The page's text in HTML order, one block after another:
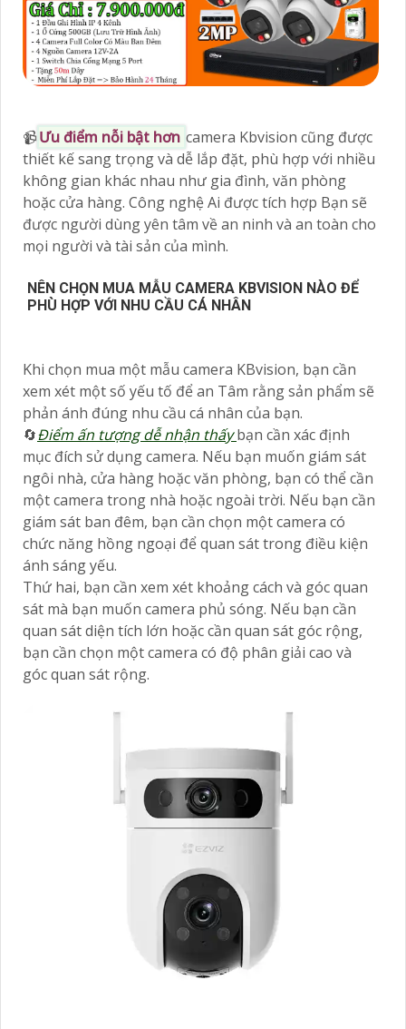
📹Ưu điểm nỗi bật hơn camera Kbvision cũng được
thiết kế sang trọng và dễ lắp đặt, phù hợp với nhiều
không gian khác nhau như gia đình, văn phòng
hoặc cửa hàng. Công nghệ Ai được tích hợp Bạn sẽ
được người dùng yên tâm về an ninh và an toàn cho
mọi người và tài sản của mình.
NÊN CHỌN MUA MẪU CAMERA KBVISION NÀO ĐỂ
PHÙ HỢP VỚI NHU CẦU CÁ NHÂN
Khi chọn mua một mẫu camera KBvision, bạn cần
xem xét một số yếu tố để an Tâm rằng sản phẩm sẽ
phản ánh đúng nhu cầu cá nhân của bạn.
🔄Điểm ấn tượng dễ nhận thấybạn cần xác định
mục đích sử dụng camera. Nếu bạn muốn giám sát
ngôi nhà, cửa hàng hoặc văn phòng, bạn có thể cần
một camera trong nhà hoặc ngoài trời. Nếu bạn cần
giám sát ban đêm, bạn cần chọn một camera có
chức năng hồng ngoại để quan sát trong điều kiện
ánh sáng yếu.
Thứ hai, bạn cần xem xét khoảng cách và góc quan
sát mà bạn muốn camera phủ sóng. Nếu bạn cần
quan sát diện tích lớn hoặc cần quan sát góc rộng,
bạn cần chọn một camera có độ phân giải cao và
góc quan sát rộng.